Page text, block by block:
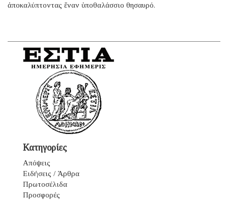
ἀποκαλύπτοντας ἕναν ὑποθαλάσσιο θησαυρό.
Κατηγορίες
Απόψεις
Ειδήσεις / Άρθρα
Πρωτοσέλιδα
Προσφορές